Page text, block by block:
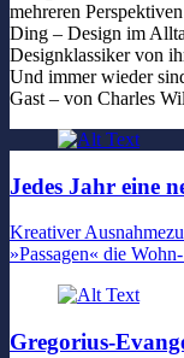
mehreren
Ding – Design im
Designklassiker von
Und immer wieder
Gast – von Charles
Jedes Jahr eine
Kreativer
»Passagen« die
Gregorius-